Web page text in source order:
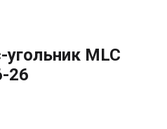
угольник MLC
26